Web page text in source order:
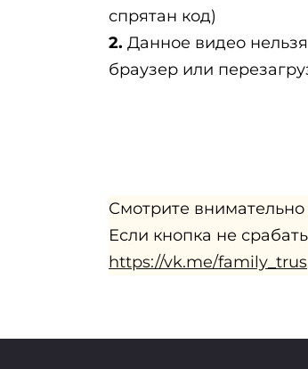
спрятан код)
2. Данное видео
браузер или
Смотрите
Если кнопка не
https://vk.me/family_trus